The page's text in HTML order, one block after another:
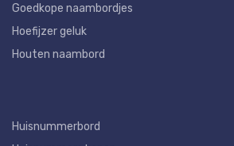
Goedkope naambordjes
Hoefijzer geluk
Houten naambord
Huisnummerbord